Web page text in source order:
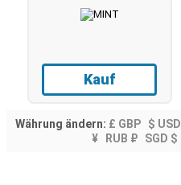
Kauf
Währung ändern: £ GBP $ USD
¥
RUB ₽ SGD $